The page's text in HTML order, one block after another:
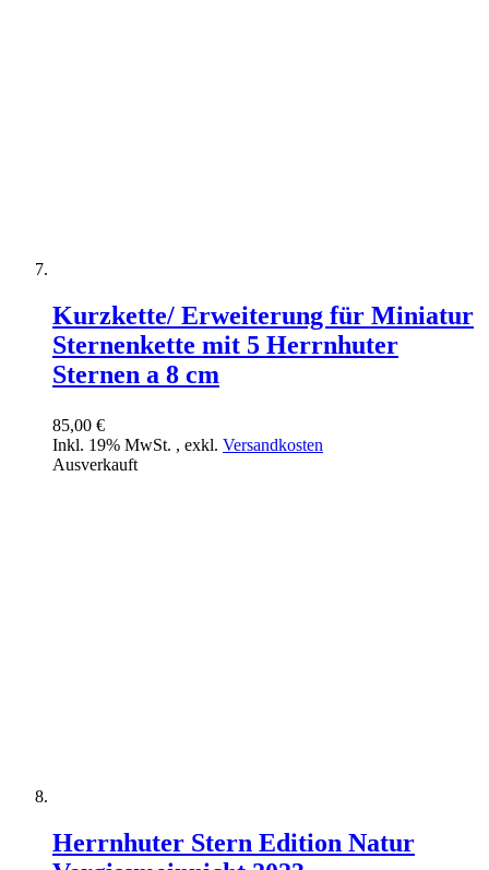
Kurzkette/ Erweiterung für Miniatur
Sternenkette mit 5 Herrnhuter
Sternen a 8 cm
85,00 €
Inkl. 19% MwSt. , exkl. Versandkosten
Ausverkauft
Herrnhuter Stern Edition Natur